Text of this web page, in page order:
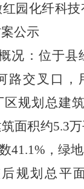
红园化纤科
公示
况： 位于县
路交叉口，
区规划总建
面积约5.3
41.1% ，绿
规划总平